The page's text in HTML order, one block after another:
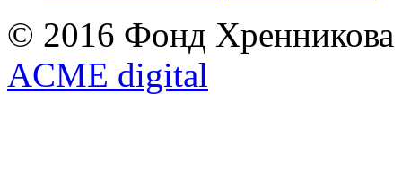
© 2016 Фонд Хренникова
ACME digital